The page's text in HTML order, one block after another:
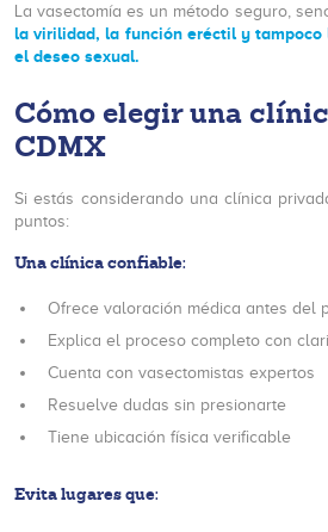
La vasectomía es un método seguro,
la virilidad, la función eréctil y tampoco
el deseo sexual.
Cómo elegir una
CDMX
Si estás considerando una clínica
puntos:
Una clínica confiable:
Ofrece valoración médica antes del
Explica el proceso completo con
Cuenta con vasectomistas expertos
Resuelve dudas sin presionarte
Tiene ubicación física verificable
Evita lugares que: